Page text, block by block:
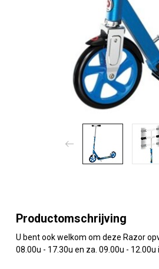
Productomschrijving
U bent ook welkom om deze Razor
08.00u - 17.30u en za. 09.00u -